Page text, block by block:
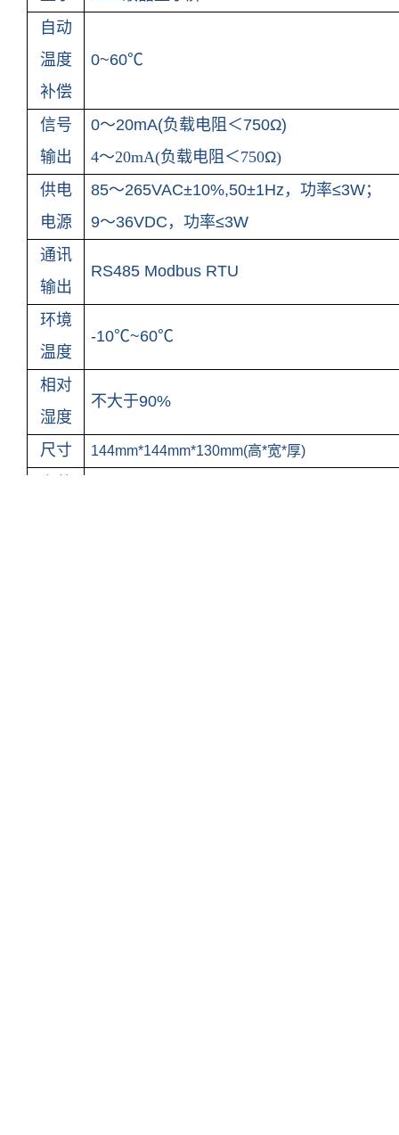
自动
温度
补偿
0~60℃
信号
输出
0～20mA(负载电阻＜750Ω)
4～20mA(负载电阻＜750Ω)
供电
电源
85～265VAC±10%,50±1Hz，功率≤3W；
9～36VDC ，功率≤3W
通讯
输出
RS485 Modbus RTU
环境
温度
-10℃~60℃
相对
湿度
不大于90%
尺寸 144mm*144mm*130mm(高*宽*厚)